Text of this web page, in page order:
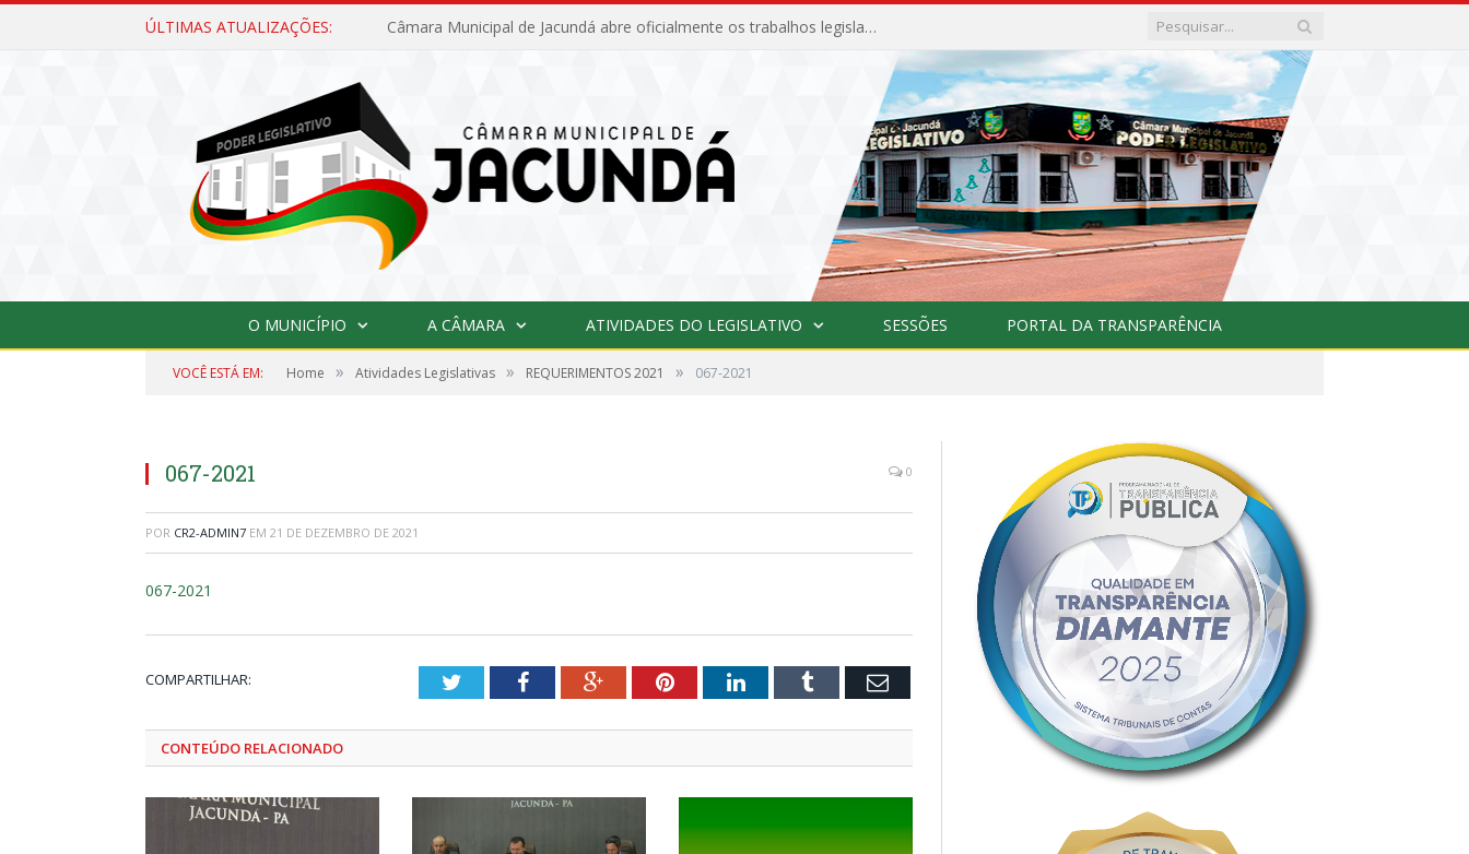
ÚLTIMAS ATUALIZAÇÕES: Câmara Municipal de Jacundá abre oficialmente os trabalhos legislativos de 2026
O MUNICÍPIO A CÂMARA ATIVIDADES DO LEGISLATIVO SESSÕES PORTAL DA TRANSPARÊNCIA
VOCÊ ESTÁ EM: Home » Atividades Legislativas » REQUERIMENTOS 2021 » 067-2021
067-2021 0
POR CR2-ADMIN7 EM 21 DE DEZEMBRO DE 2021
067-2021
COMPARTILHAR: TwitterFacebookGoogle+PinterestLinkedInTumblr Email
CONTEÚDO RELACIONADO